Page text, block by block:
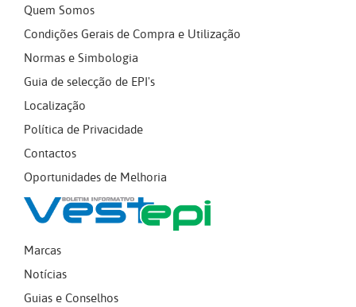
Quem Somos
Condições Gerais de Compra e Utilização
Normas e Simbologia
Guia de selecção de EPI's
Localização
Política de Privacidade
Contactos
Oportunidades de Melhoria
Marcas
Notícias
Guias e Conselhos